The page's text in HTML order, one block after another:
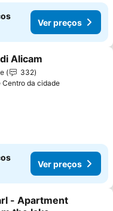
Ver preços
aos favoritos
Alicam
332
Centro da cidade
Ver preços
aos favoritos